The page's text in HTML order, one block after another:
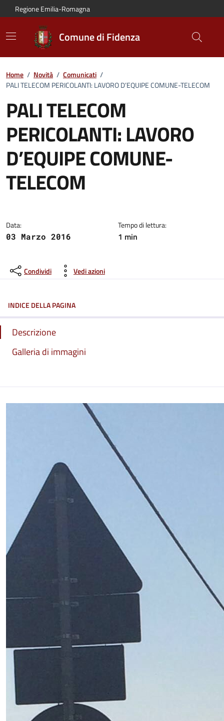
Vai al contenuto principale
Vai alla navigazione del sito
Vai al piede di pagina
Regione Emilia-Romagna
Comune di Fidenza
Home / Novità / Comunicati /
PALI TELECOM PERICOLANTI: LAVORO D’EQUIPE COMUNE-TELECOM
PALI TELECOM
PERICOLANTI: LAVORO
D’EQUIPE COMUNE-
TELECOM
Data:
03 Marzo 2016
Tempo di lettura:
1 min
Condividi Vedi azioni
INDICE DELLA PAGINA
Descrizione
Galleria di immagini